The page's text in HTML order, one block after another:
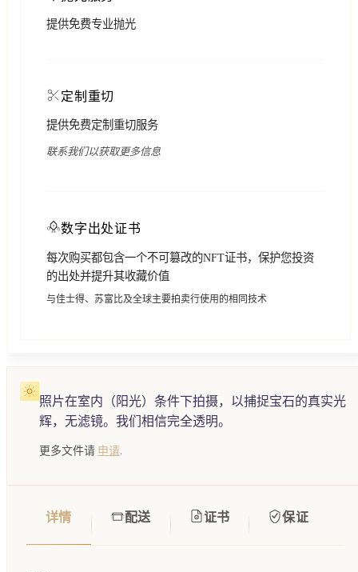
提供免费专业抛光
定制重切
提供免费定制重切服务
联系我们以获取更多信息
数字出处证书
每次购买都包含一个不可篡改的NFT证书，保护您投资
的出处并提升其收藏价值
与佳士得、苏富比及全球主要拍卖行使用的相同技术
照片在室内（阳光）条件下拍摄，以捕捉宝石的真实光
辉，无滤镜。我们相信完全透明。
更多文件请 申请.
详情 配送 证书 保证